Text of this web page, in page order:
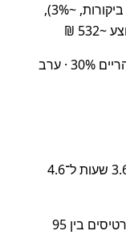
Spirit Airlines – דירוג 5/5 (17 ביקורות, ~3%),
שעות יציאה פופולריות: בוקר 40% · צהריים 30% · ערב
משך הנסיעה ברכבת נמשך לרוב בין 3.6 שעות ל־4.6
ב־365 הימים האחרונים נעו מחירי הכרטיסים בין 95